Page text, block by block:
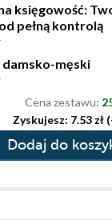
księgowość:
pełną kontrolą
męski
Cena zestawu:
Zyskujesz: 7.53 zł
Dodaj do